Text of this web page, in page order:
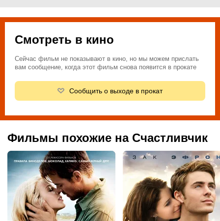
Смотреть в кино
Сейчас фильм не показывают в кино, но мы можем прислать
вам сообщение, когда этот фильм снова появится в прокате
Сообщить о выходе в прокат
Фильмы похожие на Счастливчик